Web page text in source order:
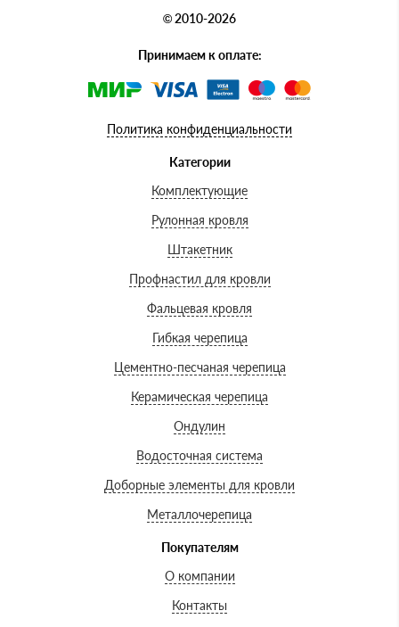
© 2010-2026
Принимаем к оплате:
Политика конфиденциальности
Категории
Комплектующие
Рулонная кровля
Штакетник
Профнастил для кровли
Фальцевая кровля
Гибкая черепица
Цементно-песчаная черепица
Керамическая черепица
Ондулин
Водосточная система
Доборные элементы для кровли
Металлочерепица
Покупателям
О компании
Контакты